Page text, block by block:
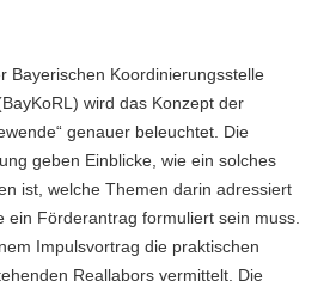
Bayerischen Koordinierungsstelle
wird das Konzept der
genauer beleuchtet. Die
geben Einblicke, wie ein solches
ist, welche Themen darin adressiert
ein Förderantrag formuliert sein muss.
Impulsvortrag die praktischen
Reallabors vermittelt. Die